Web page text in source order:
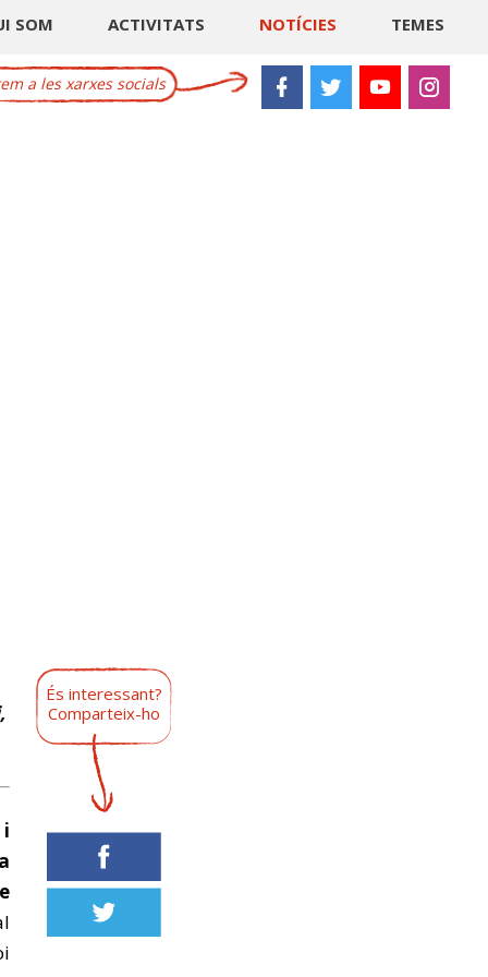
SOM ACTIVITATS NOTÍCIES TEMES
a les xarxes socials
i
És interessant?
Comparteix-ho